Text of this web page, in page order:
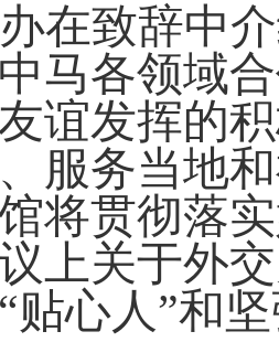
在致辞中
马各领域
谊发挥的
服务当地
将贯彻落
上关于外
贴心人”和